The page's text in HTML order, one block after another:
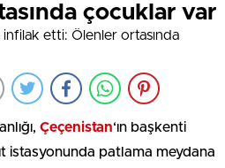
çocuklar var
Çeçenistan‘ın başkenti
istasyonunda patlama meydana